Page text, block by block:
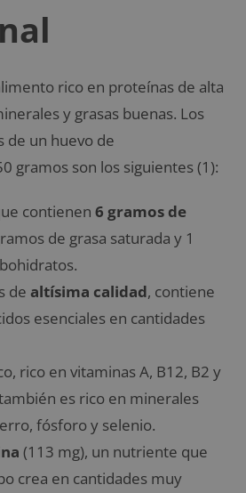
rico en proteínas de alta
y grasas buenas. Los
de un huevo de
gramos son los siguientes (1):
contienen 6 gramos de
de grasa saturada y 1
de altísima calidad, contiene
esenciales en cantidades
rico en vitaminas A, B12, B2 y
es rico en minerales
fósforo y selenio.
(113 mg), un nutriente que
crea en cantidades muy